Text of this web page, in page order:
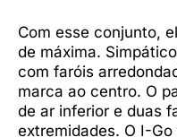
Com esse conjunto,
de máxima.
com faróis
marca ao centro. O
de ar inferior e duas
extremidades. O I-